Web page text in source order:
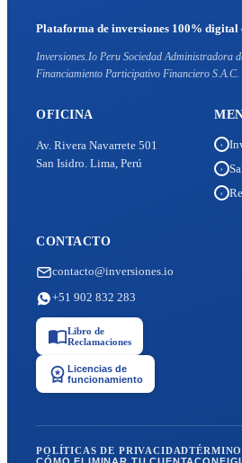
Plataforma de inversiones 100% digital
Inversiones.Io Peru Sociedad Administradora
Financiamiento Participativo Financiero S.A.C.
OFICINA
Av. Rivera Navarrete 501
San Isidro. Lima, Perú
›
›
›
CONTACTO
contacto@inversiones.io
+51 902 832 283
Libro de
Reclamaciones
Licencias de
funcionamiento
POLÍTICAS DE PRIVACIDAD